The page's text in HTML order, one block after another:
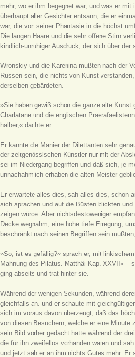
mehr, wo er ihm begegnet war, und was er
überhaupt aller Gesichter entsann, die er
war, die von seiner Phantasie in die höchst
Die langen Haare und die sehr offene Stirn
kindlich-unruhiger Ausdruck, der sich über
Wronskiy und die Karenina mußten nach der
Russen sein, die nichts von Kunst
derselben gebärdeten.
»Sie haben gewiß schon die ganze alte Kunst
Charlatane und die englischen
halber,« dachte er.
Er kannte die Manier der Dilettanten sehr
der zeitgenössischen Künstler nur mit der
sei im Niedergang begriffen und daß sich, je
unnachahmlich erhaben die alten Meister
Er erwartete alles dies, sah alles dies, schon
sich sprachen und auf die Büsten blickten
zeigen würde. Aber nichtsdestoweniger
Decke wegnahm, eine hohe tiefe Erregung;
beschränkt nach seinen Begriffen sein
»So, ist es gefällig?« sprach er, mit
Mahnung des Pilatus. Matthäi Kap. XXVII« –
ging abseits und trat hinter sie.
Während der wenigen Sekunden, während
gleichfalls an, und er schaute mit
sich im voraus davon überzeugt, daß das
von diesen Besuchern, welche er eine
sein Bild vorher gedacht hatte während der
die für ihn zweifellos vorhanden waren und
und jetzt sah er an ihm nichts Gutes mehr. Er